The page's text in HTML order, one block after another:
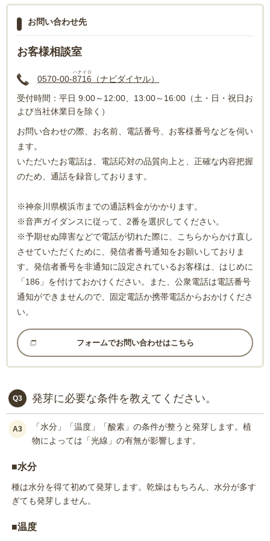
お問い合わせ先
お客様相談室
0570-00-8716
ハナイロ
（ナビダイヤル）
受付時間：平日 9:00～12:00、13:00～16:00（土・日・祝日お
よび当社休業日を除く）
お問い合わせの際、お名前、電話番号、お客様番号などを伺い
ます。
いただいたお電話は、電話応対の品質向上と、正確な内容把握
のため、通話を録音しております。
※神奈川県横浜市までの通話料金がかかります。
※音声ガイダンスに従って、2番を選択してください。
※予期せぬ障害などで電話が切れた際に、こちらからかけ直し
させていただくために、発信者番号通知をお願いしておりま
す。発信者番号を非通知に設定されているお客様は、はじめに
「186」を付けておかけください。また、公衆電話は電話番号
通知ができませんので、固定電話か携帯電話からおかけくださ
い。
フォームでお問い合わせはこちら
Q3 発芽に必要な条件を教えてください。
A3
「水分」「温度」「酸素」の条件が整うと発芽します。植
物によっては「光線」の有無が影響します。
■水分
種は水分を得て初めて発芽します。乾燥はもちろん、水分が多す
ぎても発芽しません。
■温度